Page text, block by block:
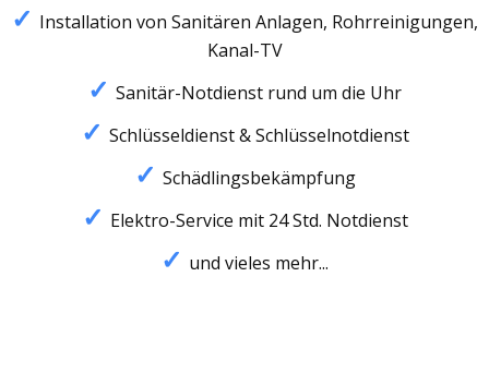
Installation von Sanitären Anlagen, Rohrreinigungen,
Kanal-TV
Sanitär-Notdienst rund um die Uhr
Schlüsseldienst & Schlüsselnotdienst
Schädlingsbekämpfung
Elektro-Service mit 24 Std. Notdienst
und vieles mehr...